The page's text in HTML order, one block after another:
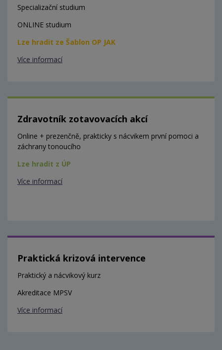
Specializační studium
ONLINE studium
Lze hradit ze Šablon OP JAK
Více informací
Zdravotník zotavovacích akcí
Online + prezenčně, prakticky s nácvikem první pomoci a
záchrany tonoucího
Lze hradit z ÚP
Více informací
Praktická krizová intervence
Praktický a nácvikový kurz
Akreditace MPSV
Více informací